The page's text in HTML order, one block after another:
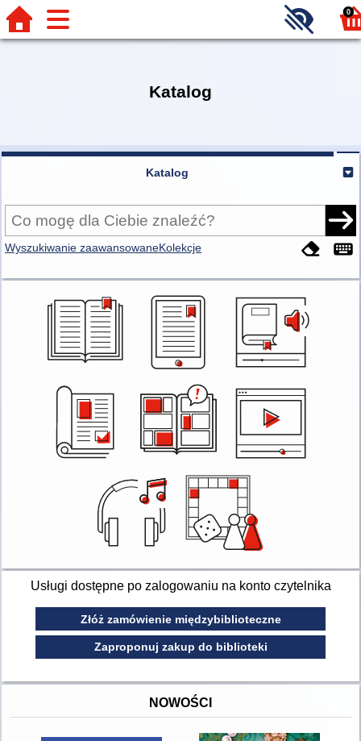
0
Katalog
Katalog
Wyszukiwanie zaawansowaneKolekcje
Usługi dostępne po zalogowaniu na konto czytelnika
Złóż zamówienie międzybiblioteczne
Zaproponuj zakup do biblioteki
NOWOŚCI